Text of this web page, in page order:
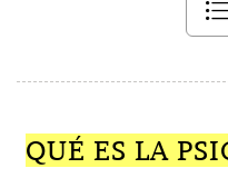
QUÉ ES LA